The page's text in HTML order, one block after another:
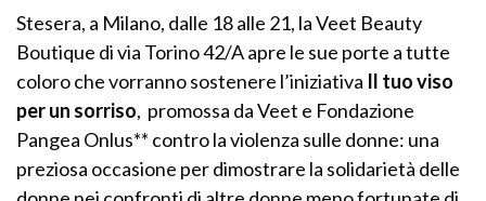
Stesera, a Milano, dalle 18 alle 21, la Veet Beauty
Boutique di via Torino 42/A apre le sue porte a tutte
coloro che vorranno sostenere l’iniziativa Il tuo viso
per un sorriso, promossa da Veet e Fondazione
Pangea Onlus** contro la violenza sulle donne: una
preziosa occasione per dimostrare la solidarietà delle